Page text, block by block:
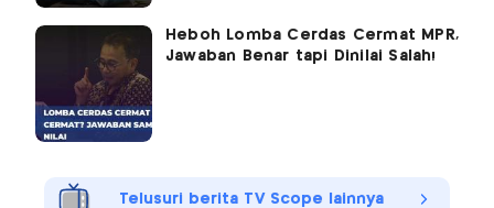
Heboh Lomba Cerdas Cermat MPR,
Jawaban Benar tapi Dinilai Salah!
Telusuri berita TV Scope lainnya